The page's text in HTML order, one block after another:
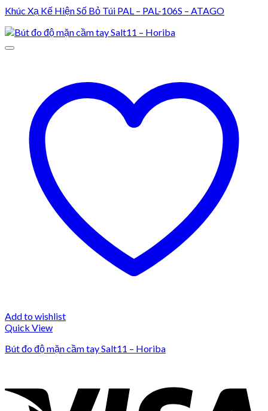
Khúc Xạ Kế Hiện Số Bỏ Túi PAL – PAL-106S – ATAGO
Add to wishlist
Quick View
Bút đo độ mặn cầm tay Salt11 – Horiba